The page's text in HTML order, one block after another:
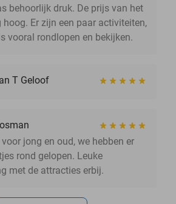
behoorlijk druk. De prijs van het
hoog. Er zijn een paar activiteiten,
vooral rondlopen en bekijken.
T Geloof
jong en oud, we hebben er
rond gelopen. Leuke
met de attracties erbij.